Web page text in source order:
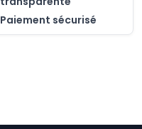
Paiement sécurisé